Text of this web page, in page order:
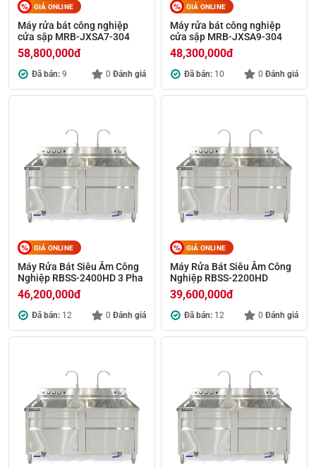
GIÁ ONLINE
Máy rửa bát công nghiệp
cửa sập MRB-JXSA7-304
58,800,000đ
Đã bán: 9 0 Đánh giá
GIÁ ONLINE
Máy rửa bát công nghiệp
cửa sập MRB-JXSA9-304
48,300,000đ
Đã bán: 10 0 Đánh giá
GIÁ ONLINE
Máy Rửa Bát Siêu Âm Công
Nghiệp RBSS-2400HD 3 Pha
46,200,000đ
Đã bán: 12 0 Đánh giá
GIÁ ONLINE
Máy Rửa Bát Siêu Âm Công
Nghiệp RBSS-2200HD
39,600,000đ
Đã bán: 12 0 Đánh giá